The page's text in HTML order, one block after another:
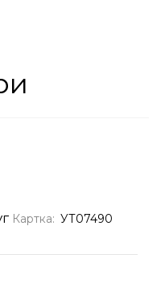
Картка: УТ07490